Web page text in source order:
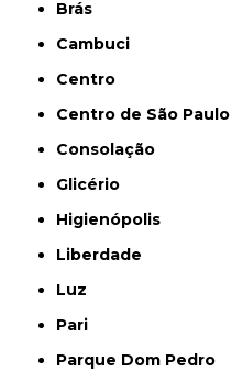
Brás
Cambuci
Centro
Centro de São Paulo
Consolação
Glicério
Higienópolis
Liberdade
Luz
Pari
Parque Dom Pedro